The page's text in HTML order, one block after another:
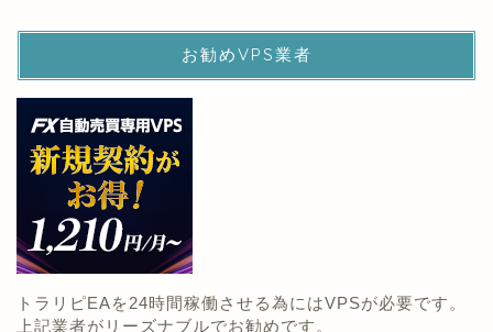
お勧めVPS業者
トラリピEAを24時間稼働させる為にはVPSが必要です。
上記業者がリーズナブルでお勧めです。